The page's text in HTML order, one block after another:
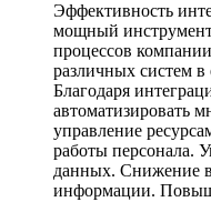
Эффективность
мощный
процессов
различных систем
Благодаря
автоматизировать
управление
работы персонала.
данных. Снижение
информации.